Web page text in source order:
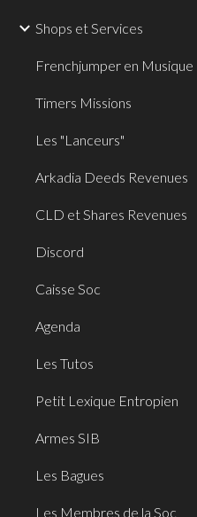
Shops et Services
Frenchjumper en Musique
Timers Missions
Les "Lanceurs"
Arkadia Deeds Revenues
CLD et Shares Revenues
Discord
Caisse Soc
Agenda
Les Tutos
Petit Lexique Entropien
Armes SIB
Les Bagues
Les Membres de la Soc